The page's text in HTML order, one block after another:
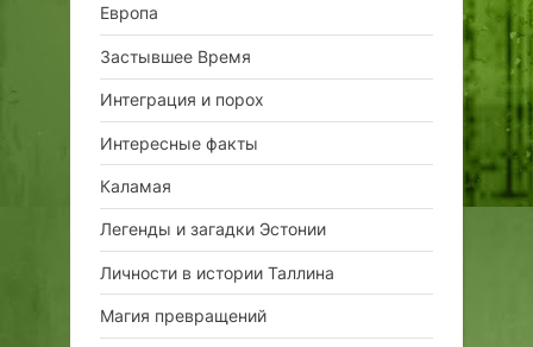
Европа
Застывшее Время
Интеграция и порох
Интересные факты
Каламая
Легенды и загадки Эстонии
Личности в истории Таллина
Магия превращений